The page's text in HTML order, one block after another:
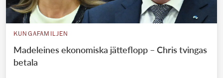
KUNGAFAMILJEN
Madeleines ekonomiska jätteflopp – Chris tvingas
betala